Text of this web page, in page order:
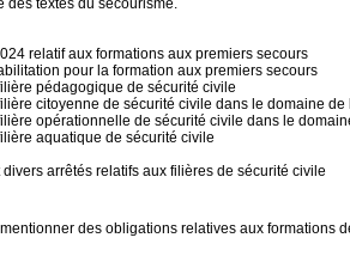
relatif aux formations aux premiers secours
pour la formation aux premiers secours
pédagogique de sécurité civile
citoyenne de sécurité civile dans le domaine
opérationnelle de sécurité civile dans le
aquatique de sécurité civile
arrêtés relatifs aux filières de sécurité civile
des obligations relatives aux formations